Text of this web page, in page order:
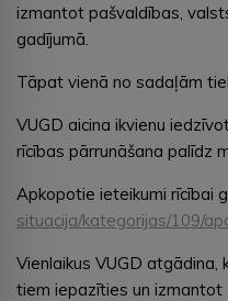
izmantot pašvaldības,
gadījumā.
Tāpat vienā no sadaļām
VUGD aicina ikvienu
rīcības pārrunāšana palīdz
Apkopotie ieteikumi rīcībai
situacija/kategorijas/109/
Vienlaikus VUGD
tiem iepazīties un izmantot